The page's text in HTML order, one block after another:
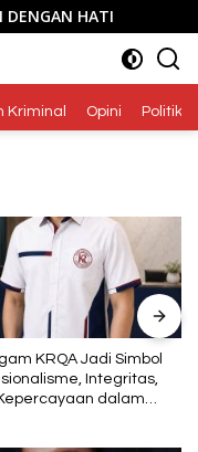
HATI
Kriminal Opini Politik
KRQA Jadi Simbol
Integritas,
dalam